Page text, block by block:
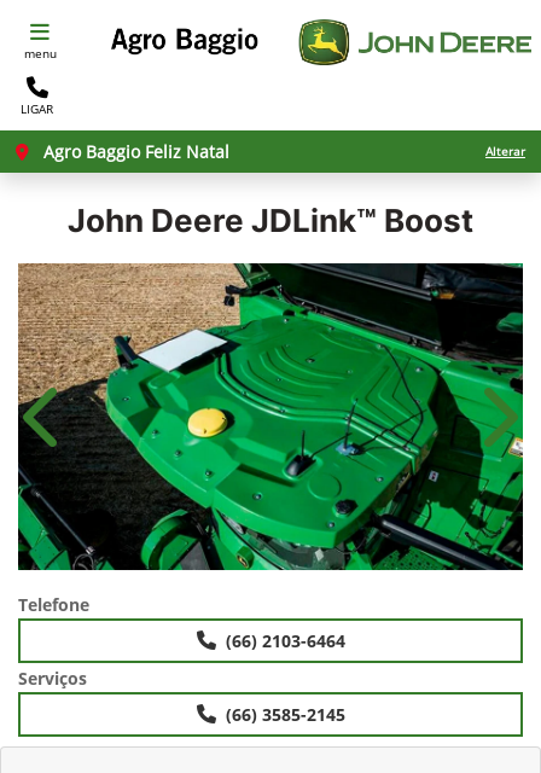
menu
LIGAR
Agro Baggio Feliz Natal Alterar
John Deere JDLink™ Boost
Anterior
Telefone
(66) 2103-6464
Serviços
(66) 3585-2145